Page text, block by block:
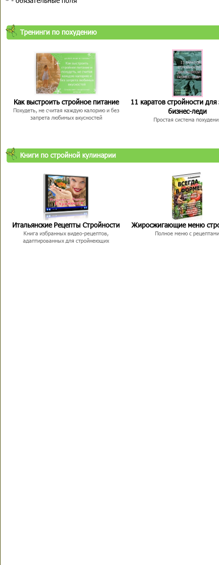
Тренинги по похудению
Как выстроить стройное питание
Похудеть, не считая каждую калорию и без
запрета любимых вкусностей
11 каратов стройности для
бизнес-леди
Простая система
Книги по стройной кулинарии
Итальянские Рецепты Стройности
Книга избранных видео-рецептов,
адаптированных для стройнеющих
Жиросжигающие меню
Полное меню с рецептами